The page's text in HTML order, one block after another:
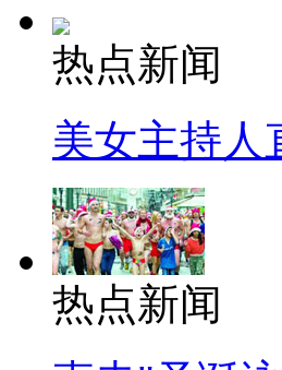
热点新闻
美女主持人
热点新闻